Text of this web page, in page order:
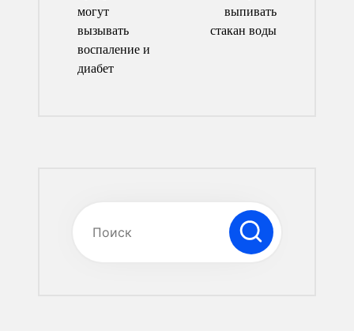
могут
вызывать
воспаление и
диабет
выпивать
стакан воды